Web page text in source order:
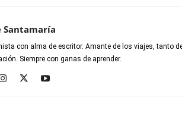
Santamaría
con alma de escritor. Amante de los viajes, tanto
Siempre con ganas de aprender.